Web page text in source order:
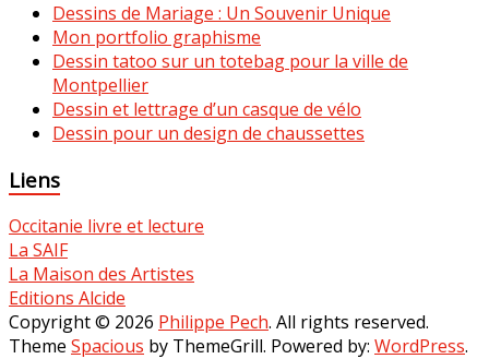
Dessins de Mariage : Un Souvenir Unique
Mon portfolio graphisme
Dessin tatoo sur un totebag pour la ville de
Montpellier
Dessin et lettrage d’un casque de vélo
Dessin pour un design de chaussettes
Liens
Occitanie livre et lecture
La SAIF
La Maison des Artistes
Editions Alcide
Copyright © 2026 Philippe Pech. All rights reserved.
Theme Spacious by ThemeGrill. Powered by: WordPress.